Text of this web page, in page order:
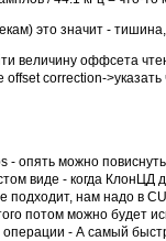
это значит -
величину оффсета
correction-
- опять можно повиснуть
виде - когда КлонЦД
нам надо в
потом можно будет
операции - А самый